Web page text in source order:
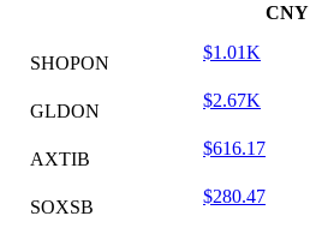
CNY
SHOPON
$1.01K
GLDON
$2.67K
AXTIB
$616.17
SOXSB
$280.47